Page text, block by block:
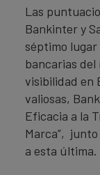
Las
Bankinter y
séptimo
bancarias
visibilidad en
valiosas,
Eficacia a la
Marca”,
a esta última.